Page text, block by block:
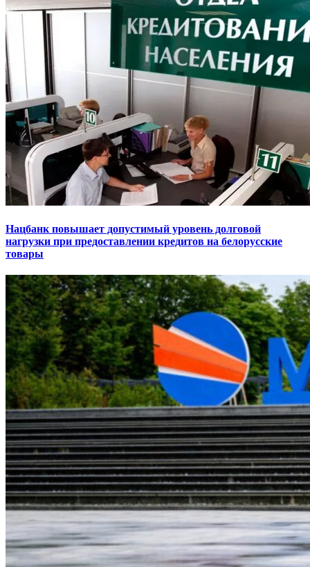
Нацбанк повышает допустимый уровень долговой
нагрузки при предоставлении кредитов на белорусские
товары